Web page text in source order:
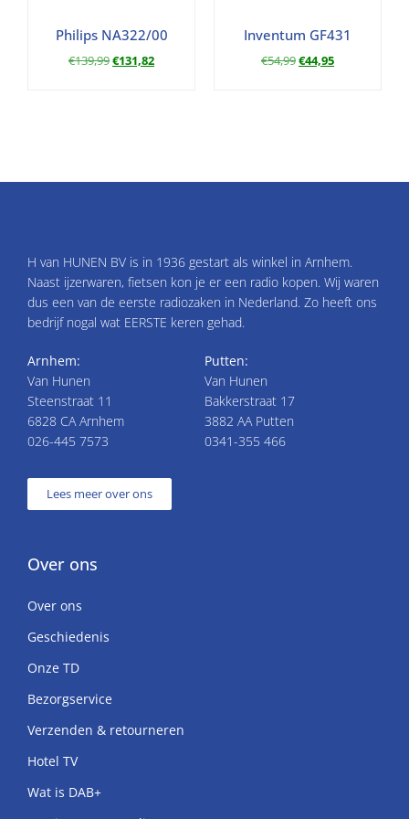
Philips NA322/00
€139,99€131,82
Inventum GF431
€54,99€44,95
H van HUNEN BV is in 1936 gestart als winkel in Arnhem.
Naast ijzerwaren, fietsen kon je er een radio kopen. Wij waren
dus een van de eerste radiozaken in Nederland. Zo heeft ons
bedrijf nogal wat EERSTE keren gehad.
Arnhem:
Van Hunen
Steenstraat 11
6828 CA Arnhem
026-445 7573
Putten:
Van Hunen
Bakkerstraat 17
3882 AA Putten
0341-355 466
Lees meer over ons
Over ons
Over ons
Geschiedenis
Onze TD
Bezorgservice
Verzenden & retourneren
Hotel TV
Wat is DAB+